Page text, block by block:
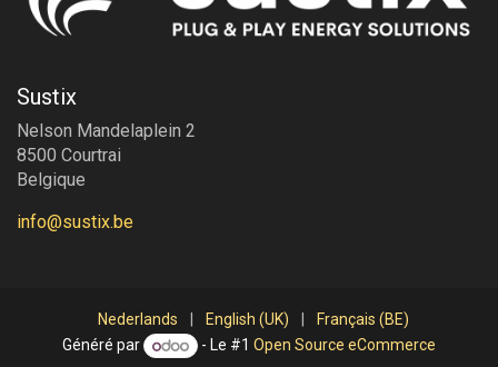
Sustix
Nelson Mandelaplein 2
8500 Courtrai
Belgique
info@sustix.be
Nederlands English (UK)
Français (BE)
Généré par
- Le #1 Open Source eCommerce